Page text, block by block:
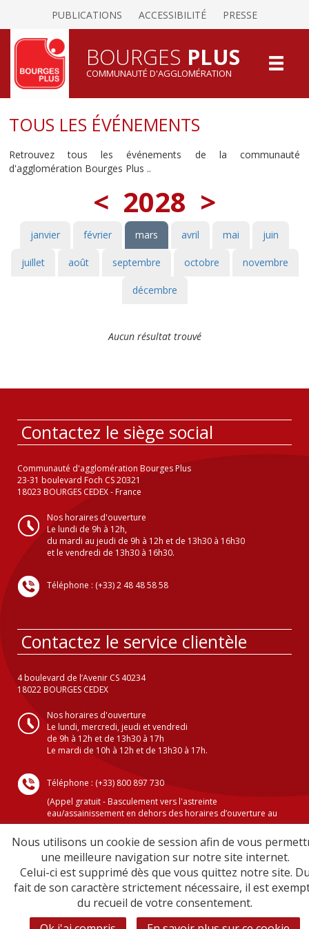
PUBLICATIONS ACCESSIBILITÉ PRESSE
BOURGES PLUS
COMMUNAUTÉ D'AGGLOMÉRATION
TOUS LES ÉVÉNEMENTS
Retrouvez tous les événements de la communauté
d'agglomération Bourges Plus ..
< 2028 >
janvier février mars avril mai juin
juillet août septembre octobre novembre
décembre
Aucun résultat trouvé
Contactez le siège social
Communauté d'agglomération Bourges Plus
23-31 boulevard Foch CS 20321
18023 BOURGES CEDEX - France
Nos horaires d'ouverture
Le lundi de 9h à 12h,
du mardi au jeudi de 9h à 12h et de 13h30 à 16h30
et le vendredi de 13h30 à 16h30.
Téléphone : (+33) 2 48 48 58 58
Contactez le service clientèle
4 boulevard de l’Avenir CS 40234
18022 BOURGES CEDEX
Nos horaires d'ouverture
Le lundi, mercredi, jeudi et vendredi
de 9h à 12h et de 13h30 à 17h
Le mardi de 10h à 12h et de 13h30 à 17h.
Téléphone : (+33) 800 897 730
(Appel gratuit - Basculement vers l'astreinte
eau/assainissement en dehors des horaires d’ouverture au
public )
Crédits
Mentions légales
Plan du site
Sécurité informatique
Nous utilisons un cookie de session afin de vous
une meilleure navigation sur notre site internet.
Celui-ci est supprimé dès que vous quittez notre site.
fait de son caractère strictement nécessaire, il est
du recueil de votre consentement.